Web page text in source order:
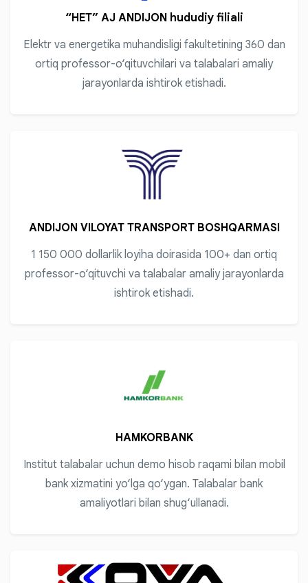
“HET” AJ ANDIJON hududiy filiali
Elektr va energetika muhandisligi fakultetining 360 dan
ortiq professor-o‘qituvchilari va talabalari amaliy
jarayonlarda ishtirok etishadi.
ANDIJON VILOYAT TRANSPORT BOSHQARMASI
1 150 000 dollarlik loyiha doirasida 100+ dan ortiq
professor-o‘qituvchi va talabalar amaliy jarayonlarda
ishtirok etishadi.
HAMKORBANK
Institut talabalar uchun demo hisob raqami bilan mobil
bank xizmatini yo‘lga qo‘ygan. Talabalar bank
amaliyotlari bilan shug‘ullanadi.